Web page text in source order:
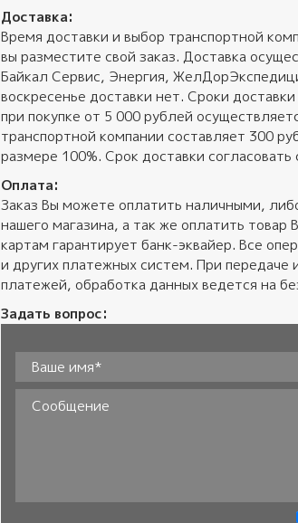
Доставка:
Время доставки и выбор транспортной
вы разместите свой заказ. Доставка
Байкал Сервис, Энергия,
воскресенье доставки нет. Сроки
при покупке от 5 000 рублей
транспортной компании составляет 300
размере 100%. Срок доставки
Оплата:
Заказ Вы можете оплатить наличными,
нашего магазина, а так же оплатить
картам гарантирует банк-эквайер. Все
и других платежных систем. При
платежей, обработка данных ведется на
Задать вопрос:
Ваше имя**